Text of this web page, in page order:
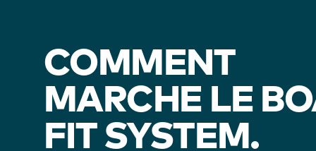
COMMENT
MARCHE LE
FIT SYSTEM.